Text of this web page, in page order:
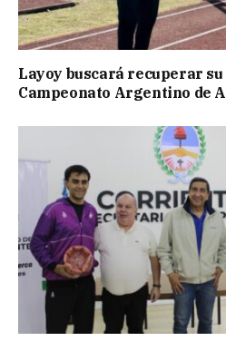
Layoy buscará recuperar
Campeonato Argentino de